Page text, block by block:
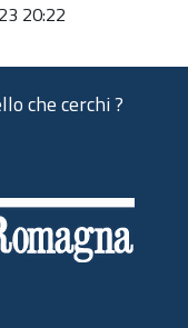
20:22
che cerchi ?